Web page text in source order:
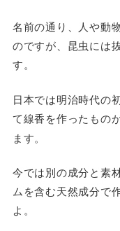
名前の通り、人や動
のですが、昆虫には
す。
日本では明治時代の
て線香を作ったもの
ます。
今では別の成分と素
ムを含む天然成分で
よ。